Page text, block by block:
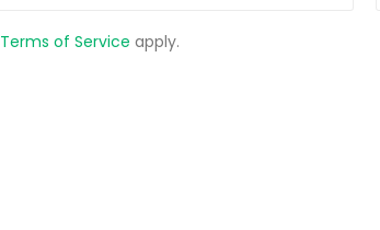
Terms of Service apply.